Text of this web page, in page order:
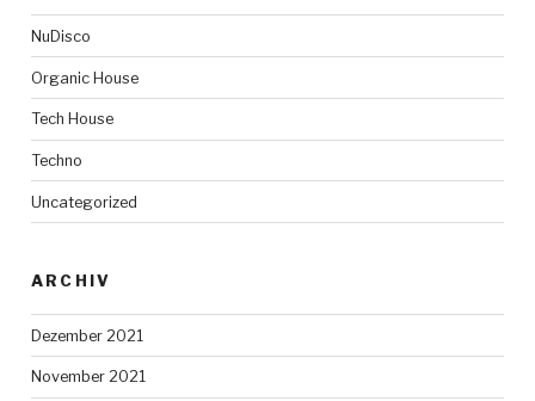
NuDisco
Organic House
Tech House
Techno
Uncategorized
ARCHIV
Dezember 2021
November 2021